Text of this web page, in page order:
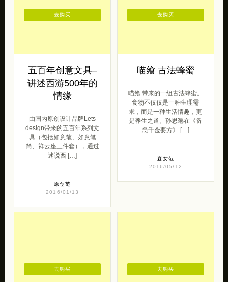
五百年创意文具–
讲述西游500年的
情缘
由国内原创设计品牌Lets
design带来的五百年系列文
具（包括如意笔、如意笔
筒、祥云座三件套），通过
述说西 […]
原创范
2016/01/13
去购买
喵飨 古法蜂蜜
喵飨 带来的一组古法蜂蜜。
食物不仅仅是一种生理需
求，而是一种生活情趣，更
是养生之道。孙思邈在《备
急千金要方》 […]
森女范
2016/05/12
去购买
去购买 去购买